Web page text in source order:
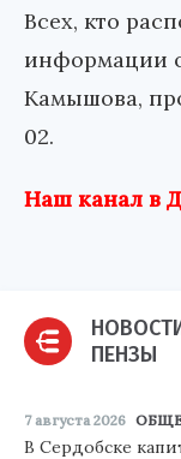
Всех, кто
информации
Камышова,
02.
Наш канал в
ПЕНЗЫ
7 августа 2026
В Сердобске